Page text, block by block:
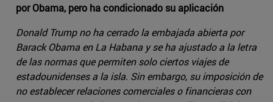
por Obama, pero ha condicionado su aplicación
Donald Trump no ha cerrado la embajada abierta por
Barack Obama en La Habana y se ha ajustado a la letra
de las normas que permiten solo ciertos viajes de
estadounidenses a la isla. Sin embargo, su imposición de
no establecer relaciones comerciales o financieras con